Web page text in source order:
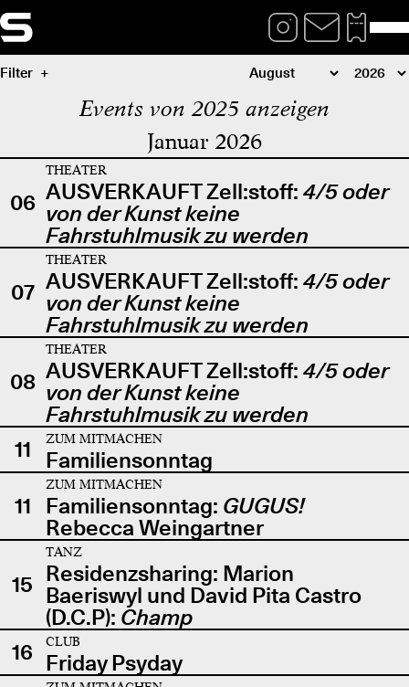
Filter
Events von 2025 anzeigen
Januar 2026
06
THEATER
AUSVERKAUFT Zell:stoff: 4/5 oder
von der Kunst keine
Fahrstuhlmusik zu werden
07
THEATER
AUSVERKAUFT Zell:stoff: 4/5 oder
von der Kunst keine
Fahrstuhlmusik zu werden
08
THEATER
AUSVERKAUFT Zell:stoff: 4/5 oder
von der Kunst keine
Fahrstuhlmusik zu werden
11
ZUM MITMACHEN
Familiensonntag
11
ZUM MITMACHEN
Familiensonntag: GUGUS!
Rebecca Weingartner
15
TANZ
Residenzsharing: Marion
Baeriswyl und David Pita Castro
(D.C.P): Champ
16
CLUB
Friday Psyday